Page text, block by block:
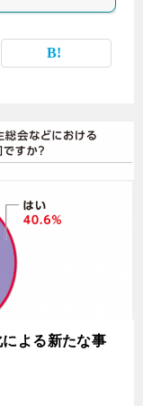
よる新たな事